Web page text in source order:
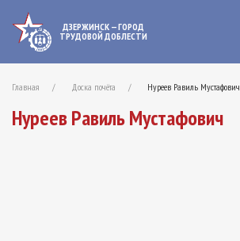
ДЗЕРЖИНСК — ГОРОД
ТРУДОВОЙ ДОБЛЕСТИ
Главная Доска почёта Нуреев Равиль Мустафович
Нуреев Равиль Мустафович